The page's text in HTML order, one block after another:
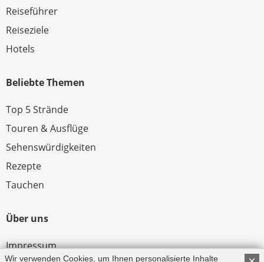
Reiseführer
Reiseziele
Hotels
Beliebte Themen
Top 5 Strände
Touren & Ausflüge
Sehenswürdigkeiten
Rezepte
Tauchen
Über uns
Impressum
Wir verwenden Cookies, um Ihnen personalisierte Inhalte